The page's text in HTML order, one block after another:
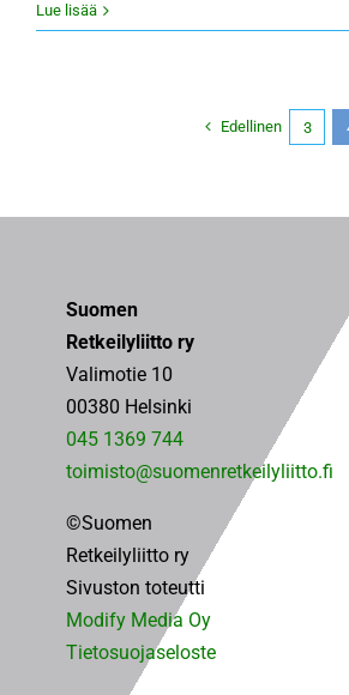
Lue lisää
Edellinen 3
Suomen
Retkeilyliitto ry
Valimotie 10
00380 Helsinki
045 1369 744
toimisto@suomenretkeilyliitto.fi
©Suomen
Retkeilyliitto ry
Sivuston toteutti
Modify Media Oy
Tietosuojaseloste